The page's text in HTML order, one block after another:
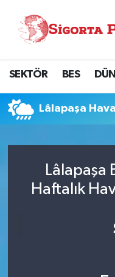
SEKTÖR BES
Lâlapaşa
Lâlapaşa
Haftalık
Nöbetçi
Hava Durumu
Namaz Vakitleri
Süper Lig Puan
Son Dakika